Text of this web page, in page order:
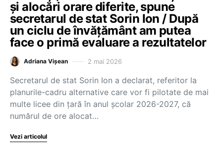
și alocări orare diferite, spune
secretarul de stat Sorin Ion / După
un ciclu de învățământ am putea
face o primă evaluare a rezultatelor
Adriana Vișean 2 mai 2026
Secretarul de stat Sorin Ion a declarat, referitor la
planurile-cadru alternative care vor fi pilotate de mai
multe licee din țară în anul școlar 2026-2027, că
numărul de ore alocat…
Vezi articolul